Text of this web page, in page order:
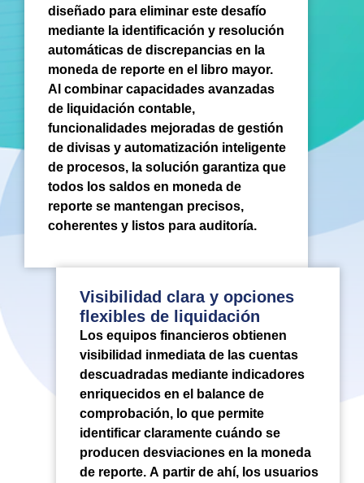
diseñado para eliminar este desafío
mediante la identificación y resolución
automáticas de discrepancias en la
moneda de reporte en el libro mayor.
Al combinar capacidades avanzadas
de liquidación contable,
funcionalidades mejoradas de gestión
de divisas y automatización inteligente
de procesos, la solución garantiza que
todos los saldos en moneda de
reporte se mantengan precisos,
coherentes y listos para auditoría.
Visibilidad clara y opciones
flexibles de liquidación
Los equipos financieros obtienen
visibilidad inmediata de las cuentas
descuadradas mediante indicadores
enriquecidos en el balance de
comprobación, lo que permite
identificar claramente cuándo se
producen desviaciones en la moneda
de reporte. A partir de ahí, los usuarios